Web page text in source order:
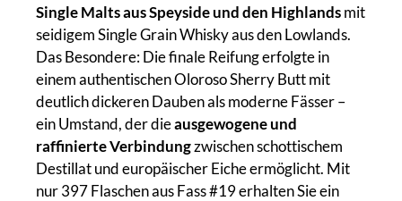
Single Malts aus Speyside und den Highlandsmit
seidigem Single Grain Whisky aus den Lowlands.
Das Besondere: Die finale Reifung erfolgte in
einem authentischen Oloroso Sherry Butt mit
deutlich dickeren Dauben als moderne Fässer –
ein Umstand, der dieausgewogene und
raffinierte Verbindungzwischen schottischem
Destillat und europäischer Eiche ermöglicht. Mit
nur 397 Flaschen aus Fass #19 erhalten Sie ein